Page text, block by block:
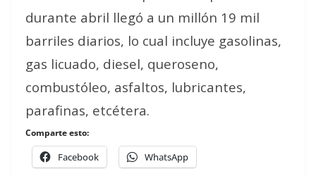
durante abril llegó a un millón 19 mil
barriles diarios, lo cual incluye gasolinas,
gas licuado, diesel, queroseno,
combustóleo, asfaltos, lubricantes,
parafinas, etcétera.
Comparte esto:
Facebook WhatsApp